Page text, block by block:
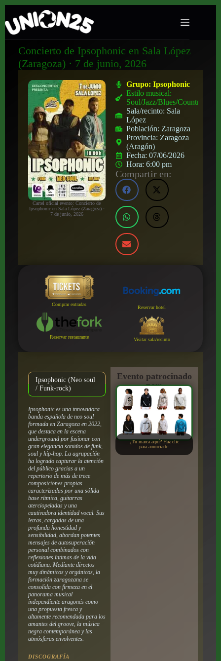
Concierto de Ipsophonic en Sala López
(Zaragoza) · 7 de junio, 2026
Cartel oficial evento: Concierto de
Ipsophonic en Sala López (Zaragoza) ·
7 de junio, 2026
Grupo:Ipsophonic
Estilo musical:
Soul/Jazz/Blues/Country
Sala/recinto: Sala
López
Población: Zaragoza
Provincia: Zaragoza
(Aragón)
Fecha:07/06/2026
Hora:6:00 pm
Compartir en:
Comprar entradas
Reservar hotel
Reservar restaurante Visitar sala/recinto
Ipsophonic (Neo soul
/ Funk-rock)
Ipsophonic es una innovadora
banda española de neo soul
formada en Zaragoza en 2022,
que destaca en la escena
underground por fusionar con
gran elegancia sonidos de funk,
soul y hip-hop. La agrupación
ha logrado capturar la atención
del público gracias a un
repertorio de más de trece
composiciones propias
caracterizadas por una sólida
base rítmica, guitarras
aterciopeladas y una
cautivadora identidad vocal. Sus
letras, cargadas de una
profunda honestidad y
sensibilidad, abordan potentes
mensajes de autosuperación
personal combinados con
reflexiones íntimas de la vida
cotidiana. Mediante directos
muy dinámicos y orgánicos, la
formación zaragozana se
consolida con firmeza en el
panorama musical
independiente aragonés como
una propuesta fresca y
altamente recomendada para los
amantes del groove, la música
negra contemporánea y las
atmósferas envolventes.
DISCOGRAFÍA
Evento patrocinado
por:
¿Tu marca aquí? Haz clic
para anunciarte.